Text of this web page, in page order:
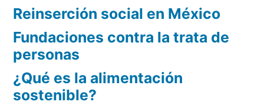
Reinserción social en México
Fundaciones contra la trata de
personas
¿Qué es la alimentación
sostenible?